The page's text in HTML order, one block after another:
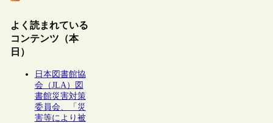
よく読まれている
コンテンツ（本
日）
日本図書館協
会（JLA）図
書館災害対策
委員会、「災
害等により被